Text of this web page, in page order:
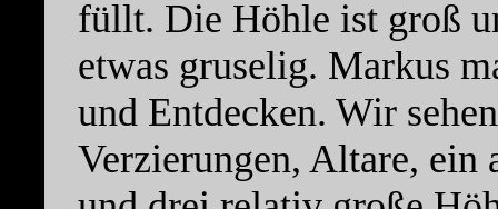
füllt. Die Höhle ist groß
etwas gruselig. Markus
und Entdecken. Wir
Verzierungen, Altare, ein